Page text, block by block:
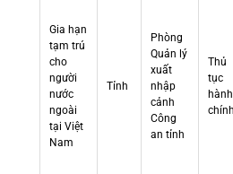
Gia hạn
tạm trú
cho
người
nước
ngoài
tại Việt
Nam
Tỉnh
Phòng
Quản lý
xuất
nhập
cảnh
Công
an tỉnh
Thủ
tục
hành
chính